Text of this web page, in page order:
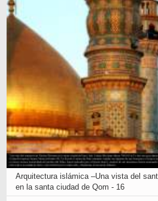
Arquitectura islámica –Una vista del
en la santa ciudad de Qom - 16